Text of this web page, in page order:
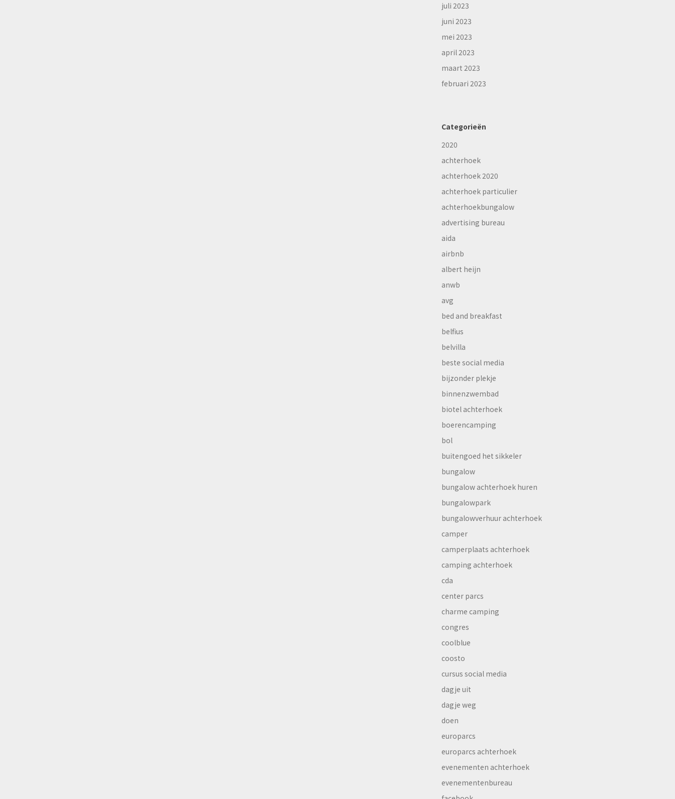
juli 2023
juni 2023
mei 2023
april 2023
maart 2023
februari 2023
Categorieën
2020
achterhoek
achterhoek 2020
achterhoek particulier
achterhoekbungalow
advertising bureau
aida
airbnb
albert heijn
anwb
avg
bed and breakfast
belfius
belvilla
beste social media
bijzonder plekje
binnenzwembad
biotel achterhoek
boerencamping
bol
buitengoed het sikkeler
bungalow
bungalow achterhoek huren
bungalowpark
bungalowverhuur achterhoek
camper
camperplaats achterhoek
camping achterhoek
cda
center parcs
charme camping
congres
coolblue
coosto
cursus social media
dagje uit
dagje weg
doen
europarcs
europarcs achterhoek
evenementen achterhoek
evenementenbureau